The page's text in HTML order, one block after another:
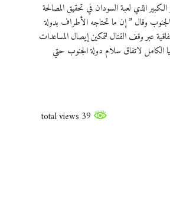
الذي لعبة السودان في تحقيق المصالحة
وقال ” إن ما تحتاجه الأطراف بدولة
عبر وقف القتال لتمكين إيصال المساعدات
الكامل لاتفاق سلام دولة الجنوب حتي